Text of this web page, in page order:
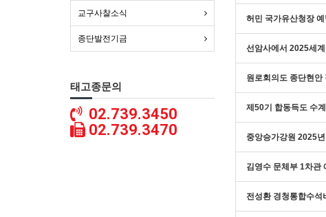
허민 국가유산청장
선암사에서 2025세
원로회의도 종단현안
제50기 합동득도 수
중앙승가강원 2025
김영수 문체부 1차관
전성환 경청통합수석
교구사찰소식
종단발전기금
태고종문의
02.739.3450
02.739.3470